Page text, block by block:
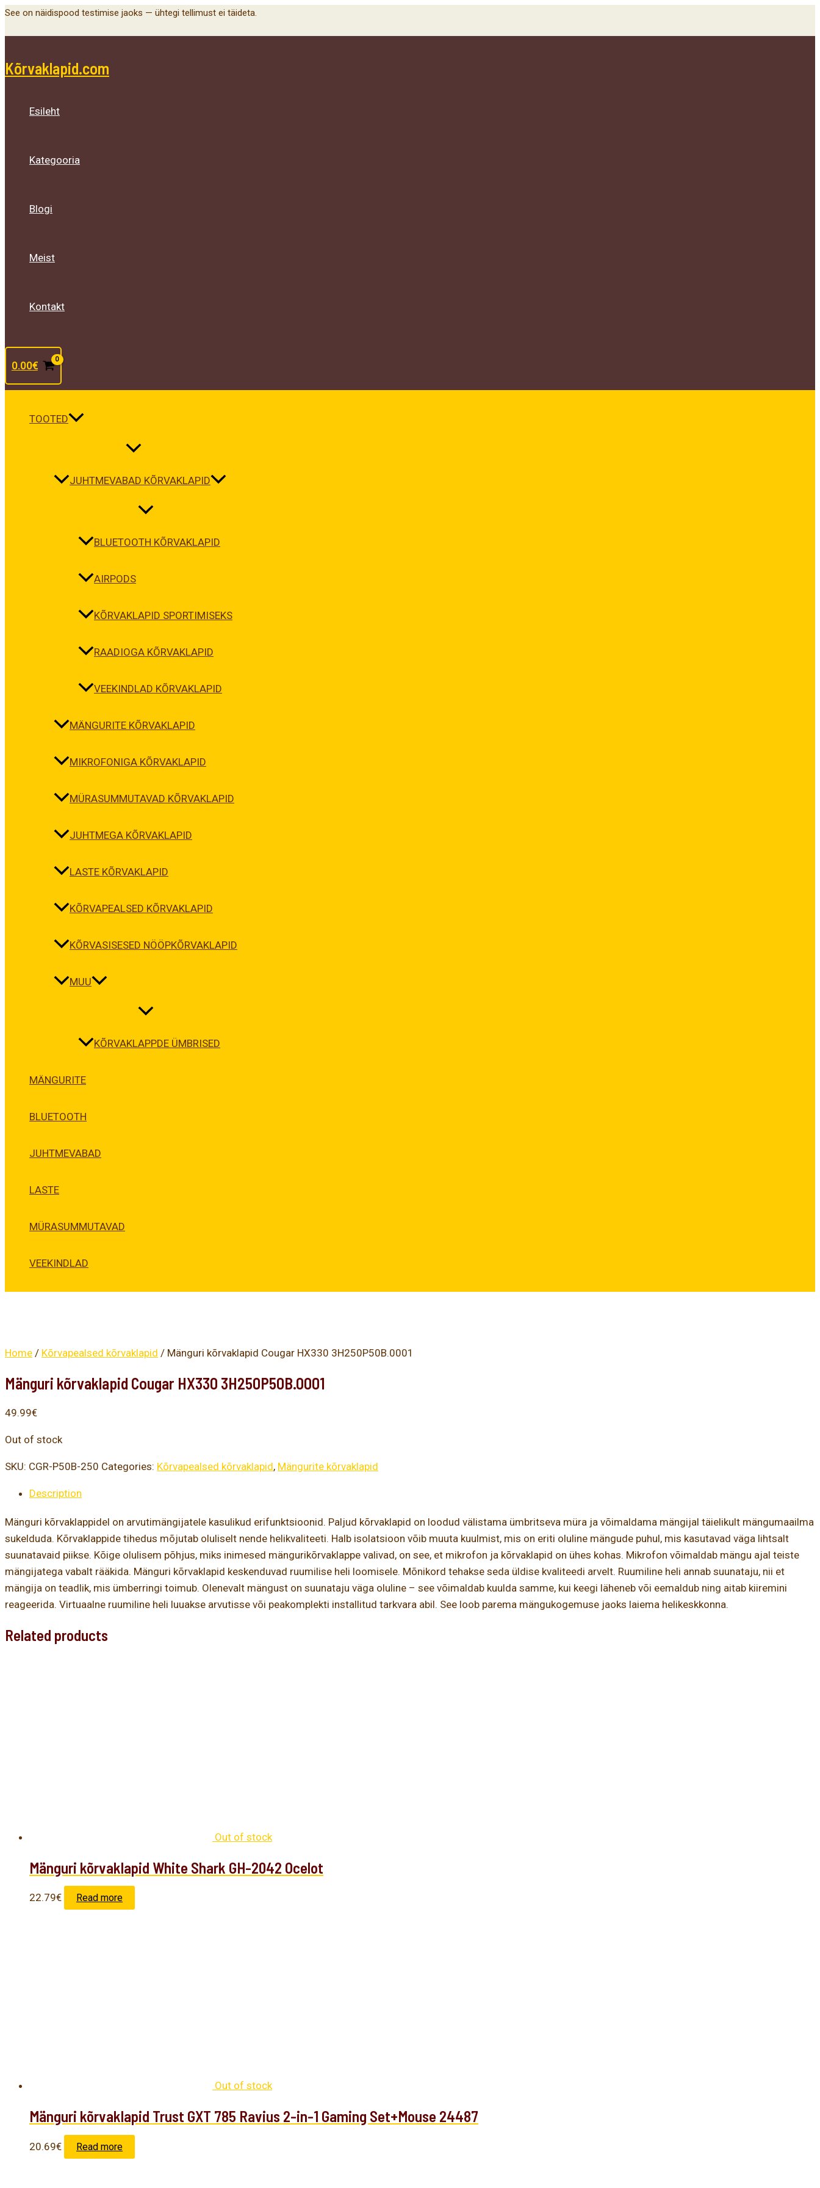
Skip
See on näidispood testimise jaoks — ühtegi tellimust ei täideta.
Kõrvaklapid.com
Esileht
Kategooria
Blogi
Meist
Kontakt
0.00€
TOOTED
Menu
Toggle
JUHTMEVABAD KÕRVAKLAPID
Menu
Toggle
BLUETOOTH KÕRVAKLAPID
AIRPODS
KÕRVAKLAPID SPORTIMISEKS
RAADIOGA KÕRVAKLAPID
VEEKINDLAD KÕRVAKLAPID
MÄNGURITE KÕRVAKLAPID
MIKROFONIGA KÕRVAKLAPID
MÜRASUMMUTAVAD KÕRVAKLAPID
JUHTMEGA KÕRVAKLAPID
LASTE KÕRVAKLAPID
KÕRVAPEALSED KÕRVAKLAPID
KÕRVASISESED NÖÖPKÕRVAKLAPID
MUU
Menu
Toggle
KÕRVAKLAPPDE ÜMBRISED
MÄNGURITE
BLUETOOTH
JUHTMEVABAD
LASTE
MÜRASUMMUTAVAD
VEEKINDLAD
Home / Kõrvapealsed kõrvaklapid / Mänguri kõrvaklapid Cougar HX330 3H250P50B.0001
Mänguri kõrvaklapid Cougar HX330 3H250P50B.0001
49.99€
Out of stock
SKU: CGR-P50B-250 Categories: Kõrvapealsed kõrvaklapid, Mängurite kõrvaklapid
Description
Mänguri kõrvaklappidel on arvutimängijatele kasulikud erifunktsioonid. Paljud kõrvaklapid on loodud välistama ümbritseva müra ja võimaldama mängijal täielikult mängumaailma
sukelduda. Kõrvaklappide tihedus mõjutab oluliselt nende helikvaliteeti. Halb isolatsioon võib muuta kuulmist, mis on eriti oluline mängude puhul, mis kasutavad väga lihtsalt
suunatavaid piikse. Kõige olulisem põhjus, miks inimesed mängurikõrvaklappe valivad, on see, et mikrofon ja kõrvaklapid on ühes kohas. Mikrofon võimaldab mängu ajal teiste
mängijatega vabalt rääkida. Mänguri kõrvaklapid keskenduvad ruumilise heli loomisele. Mõnikord tehakse seda üldise kvaliteedi arvelt. Ruumiline heli annab suunataju, nii et
mängija on teadlik, mis ümberringi toimub. Olenevalt mängust on suunataju väga oluline – see võimaldab kuulda samme, kui keegi läheneb või eemaldub ning aitab kiiremini
reageerida. Virtuaalne ruumiline heli luuakse arvutisse või peakomplekti installitud tarkvara abil. See loob parema mängukogemuse jaoks laiema helikeskkonna.
Related products
Out of stock
Mänguri kõrvaklapid White Shark GH-2042 Ocelot
22.79€ Read more
Out of stock
Mänguri kõrvaklapid Trust GXT 785 Ravius 2-in-1 Gaming Set+Mouse 24487
20.69€ Read more